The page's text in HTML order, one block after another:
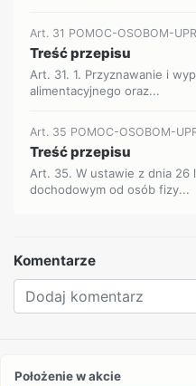
Art. 31 POMOC-OSOBOM-
Treść przepisu
Art. 31. 1. Przyznawanie i
alimentacyjnego oraz...
Art. 35 POMOC-OSOBOM-
Treść przepisu
Art. 35. W ustawie z dnia 26
dochodowym od osób fizy...
Komentarze
Położenie w akcie